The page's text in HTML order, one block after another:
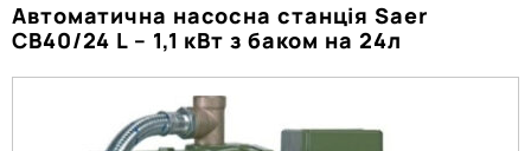
Автоматична насосна станція Saer
CB40/24 L – 1,1 кВт з баком на 24л